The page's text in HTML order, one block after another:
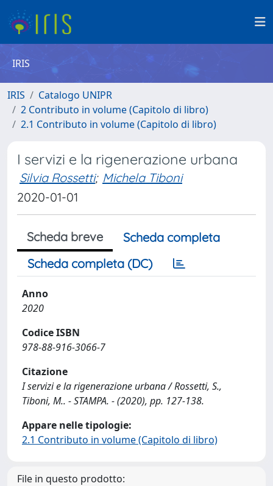
IRIS
IRIS
Catalogo UNIPR
2 Contributo in volume (Capitolo di libro)
2.1 Contributo in volume (Capitolo di libro)
I servizi e la rigenerazione urbana
Silvia Rossetti; Michela Tiboni
2020-01-01
Scheda breve
Scheda completa
Scheda completa (DC)
Anno
2020
Codice ISBN
978-88-916-3066-7
Citazione
I servizi e la rigenerazione urbana / Rossetti, S.,
Tiboni, M.. - STAMPA. - (2020), pp. 127-138.
Appare nelle tipologie:
2.1 Contributo in volume (Capitolo di libro)
File in questo prodotto: